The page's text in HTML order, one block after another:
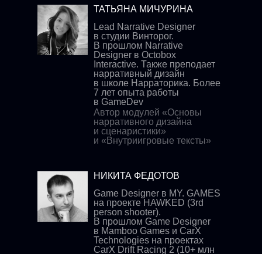
ТАТЬЯНА МИЧУРИНА
Lead Narrative Designer
в студии Винторог.
В прошлом Narrative
Designer в Octobox
Interactive. Также преподает
нарративный дизайн
в школе Нарраторика. Более
7 лет опыта работы
в GameDev
Автор модулей «Основы
нарративного дизайна
и сценаристики»
и «Внутриигровые тексты»
НИКИТА ФЕДОТОВ
Game Designer в MY. GAMES
на проекте HAWKED (3rd
person shooter).
В прошлом Game Designer
в Mamboo Games и CarX
Technologies на проектах
CarX Drift Racing 2 (10+ млн